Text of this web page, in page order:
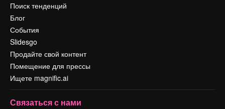
Поиск тенденций
Блог
События
Slidesgo
Продайте свой контент
Помещение для прессы
Ищете magnific.ai
Связаться с нами